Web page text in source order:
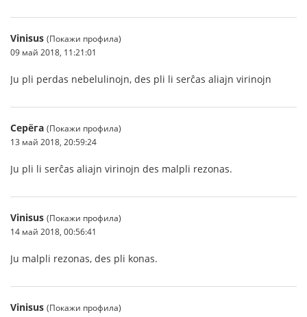
Vinisus (Покажи профила)
09 май 2018, 11:21:01
Ju pli perdas nebelulinojn, des pli li serĉas aliajn virinojn
Серёга (Покажи профила)
13 май 2018, 20:59:24
Ju pli li serĉas aliajn virinojn des malpli rezonas.
Vinisus (Покажи профила)
14 май 2018, 00:56:41
Ju malpli rezonas, des pli konas.
Vinisus (Покажи профила)